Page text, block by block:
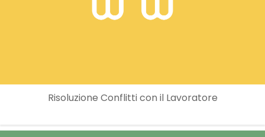
Risoluzione Conflitti con il Lavoratore